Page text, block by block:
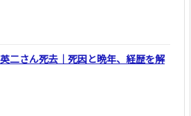
英二さん死去｜死因と晩年、経歴を解